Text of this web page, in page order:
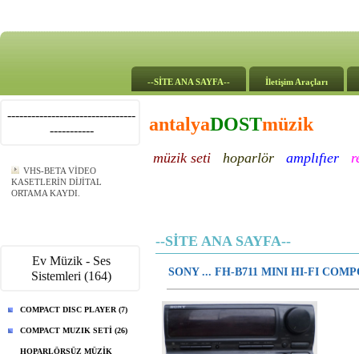
--SİTE ANA SAYFA-- İletişim Araçları
--------------------------------
-----------
VHS-BETA VİDEO
KASETLERİN DİJİTAL
ORTAMA KAYDI.
Ev Müzik - Ses
Sistemleri (164)
COMPACT DISC PLAYER (7)
COMPACT MUZIK SETİ (26)
HOPARLÖRSÜZ MÜZİK
antalyaDOSTmüzik
müzik seti hoparlör amplıfıer
--SİTE ANA SAYFA--
SONY ... FH-B711 MINI HI-FI